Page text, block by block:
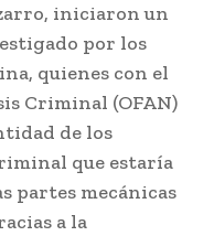
iniciaron un
por los
quienes con el
Criminal (OFAN)
de los
que estaría
partes mecánicas
a la